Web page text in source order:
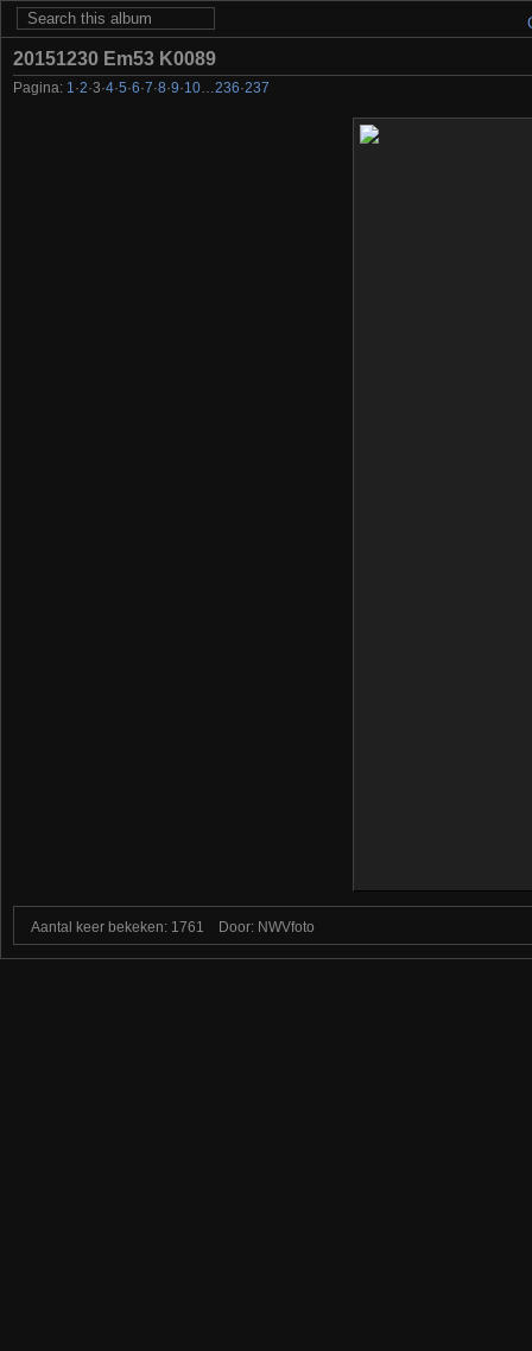
20151230 Em53 K0089
Pagina: 1 ·2·3·4·5·6·7·8·9·10 236·237
Aantal keer bekeken: 1761 Door: NWVfoto